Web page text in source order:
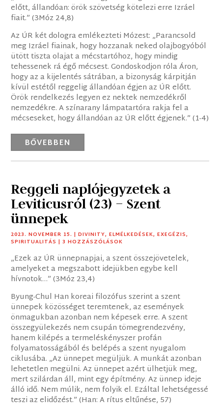
előtt, állandóan: örök szövetség kötelezi erre Izráel
fiait.” (3Móz 24,8)
Az ÚR két dologra emlékezteti Mózest: „Parancsold
meg Izráel fiainak, hogy hozzanak neked olajbogyóból
ütött tiszta olajat a mécstartóhoz, hogy mindig
tehessenek rá égő mécsest. Gondoskodjon róla Áron,
hogy az a kijelentés sátrában, a bizonyság kárpitján
kívül estétől reggelig állandóan égjen az ÚR előtt.
Örök rendelkezés legyen ez nektek nemzedékről
nemzedékre. A színarany lámpatartóra rakja fel a
mécseseket, hogy állandóan az ÚR előtt égjenek.” (1-4)
BŐVEBBEN
Reggeli naplójegyzetek a
Leviticusról (23) – Szent
ünnepek
2023. NOVEMBER 15. |DIVINITY,ELMÉLKEDÉSEK,EXEGÉZIS,
SPIRITUALITÁS | 3 HOZZÁSZÓLÁSOK
„Ezek az ÚR ünnepnapjai, a szent összejövetelek,
amelyeket a megszabott idejükben egybe kell
hívnotok…” (3Móz 23,4)
Byung-Chul Han koreai filozófus szerint a szent
ünnepek közösséget teremtenek, az események
önmagukban azonban nem képesek erre. A szent
összegyülekezés nem csupán tömegrendezvény,
hanem kilépés a termeléskényszer profán
folyamatosságából és belépés a szent nyugalom
ciklusába. „Az ünnepet megüljük. A munkát azonban
lehetetlen megülni. Az ünnepet azért ülhetjük meg,
mert szilárdan áll, mint egy építmény. Az ünnep ideje
álló idő. Nem múlik, nem folyik el. Ezáltal lehetségessé
teszi az elidőzést.” (Han: A rítus eltűnése, 57)